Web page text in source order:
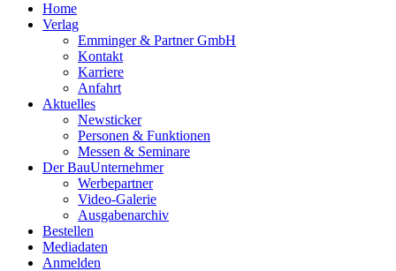
Home
Verlag
Emminger & Partner GmbH
Kontakt
Karriere
Anfahrt
Aktuelles
Newsticker
Personen & Funktionen
Messen & Seminare
Der BauUnternehmer
Werbepartner
Video-Galerie
Ausgabenarchiv
Bestellen
Mediadaten
Anmelden